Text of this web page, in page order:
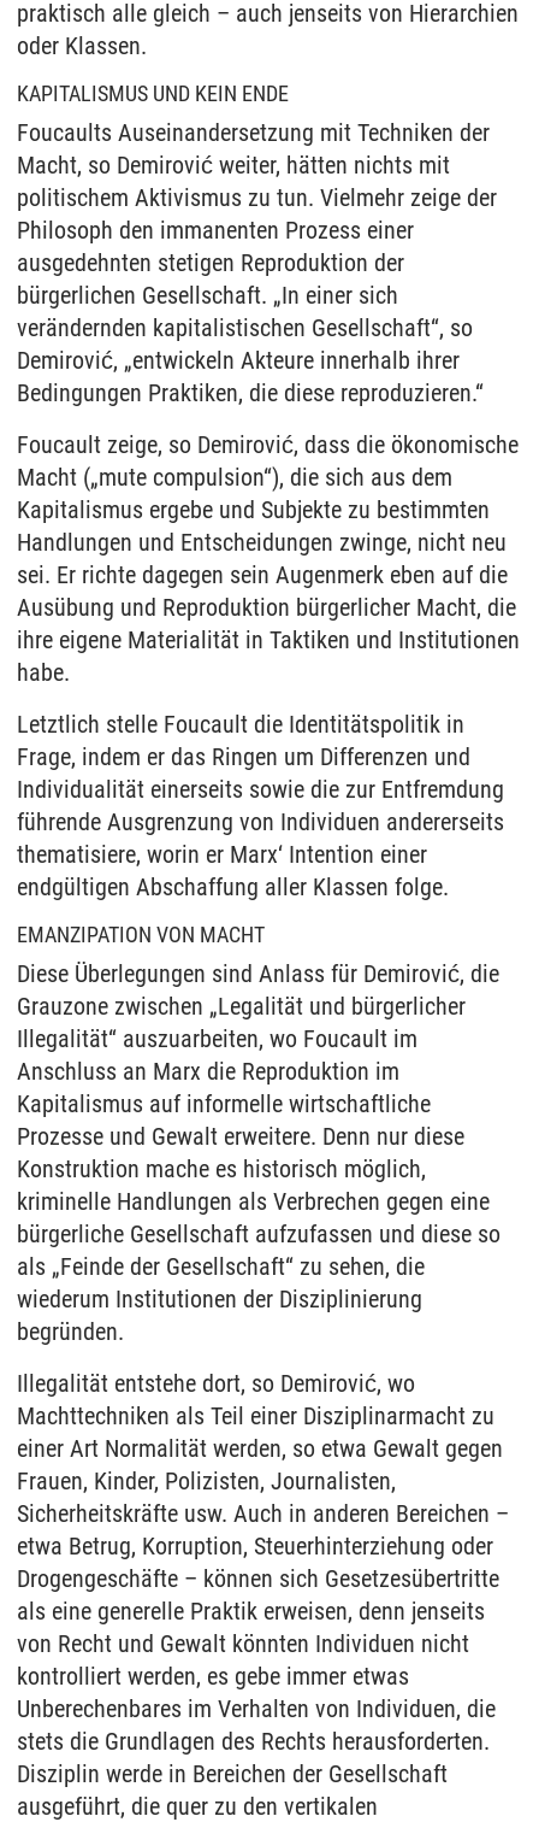
praktisch alle gleich – auch jenseits von Hierarchien
oder Klassen.
KAPITALISMUS UND KEIN ENDE
Foucaults Auseinandersetzung mit Techniken der
Macht, so Demirović weiter, hätten nichts mit
politischem Aktivismus zu tun. Vielmehr zeige der
Philosoph den immanenten Prozess einer
ausgedehnten stetigen Reproduktion der
bürgerlichen Gesellschaft. „In einer sich
verändernden kapitalistischen Gesellschaft“, so
Demirović, „entwickeln Akteure innerhalb ihrer
Bedingungen Praktiken, die diese reproduzieren.“
Foucault zeige, so Demirović, dass die ökonomische
Macht („mute compulsion“), die sich aus dem
Kapitalismus ergebe und Subjekte zu bestimmten
Handlungen und Entscheidungen zwinge, nicht neu
sei. Er richte dagegen sein Augenmerk eben auf die
Ausübung und Reproduktion bürgerlicher Macht, die
ihre eigene Materialität in Taktiken und Institutionen
habe.
Letztlich stelle Foucault die Identitätspolitik in
Frage, indem er das Ringen um Differenzen und
Individualität einerseits sowie die zur Entfremdung
führende Ausgrenzung von Individuen andererseits
thematisiere, worin er Marx‘ Intention einer
endgültigen Abschaffung aller Klassen folge.
EMANZIPATION VON MACHT
Diese Überlegungen sind Anlass für Demirović, die
Grauzone zwischen „Legalität und bürgerlicher
Illegalität“ auszuarbeiten, wo Foucault im
Anschluss an Marx die Reproduktion im
Kapitalismus auf informelle wirtschaftliche
Prozesse und Gewalt erweitere. Denn nur diese
Konstruktion mache es historisch möglich,
kriminelle Handlungen als Verbrechen gegen eine
bürgerliche Gesellschaft aufzufassen und diese so
als „Feinde der Gesellschaft“ zu sehen, die
wiederum Institutionen der Disziplinierung
begründen.
Illegalität entstehe dort, so Demirović, wo
Machttechniken als Teil einer Disziplinarmacht zu
einer Art Normalität werden, so etwa Gewalt gegen
Frauen, Kinder, Polizisten, Journalisten,
Sicherheitskräfte usw. Auch in anderen Bereichen –
etwa Betrug, Korruption, Steuerhinterziehung oder
Drogengeschäfte – können sich Gesetzesübertritte
als eine generelle Praktik erweisen, denn jenseits
von Recht und Gewalt könnten Individuen nicht
kontrolliert werden, es gebe immer etwas
Unberechenbares im Verhalten von Individuen, die
stets die Grundlagen des Rechts herausforderten.
Disziplin werde in Bereichen der Gesellschaft
ausgeführt, die quer zu den vertikalen